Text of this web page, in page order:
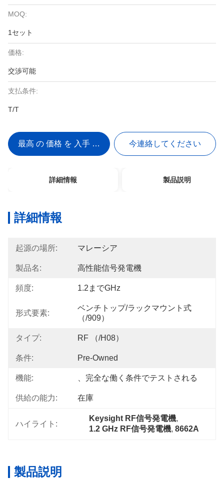
MOQ:
1セット
価格:
交渉可能
支払条件:
T/T
最高 の 価格 を 入手 する 今連絡してください
詳細情報 製品説明
詳細情報
起源の場所: マレーシア
製品名: 高性能信号発電機
頻度: 1.2までGHz
形式要素:
ベンチトップ/ラックマウント式
（/909）
タイプ: RF （/H08）
条件: Pre-Owned
機能: 、完全な働く条件でテストされる
供給の能力: 在庫
ハイライト:
Keysight RF信号発電機,
1.2 GHz RF信号発電機, 8662A
製品説明